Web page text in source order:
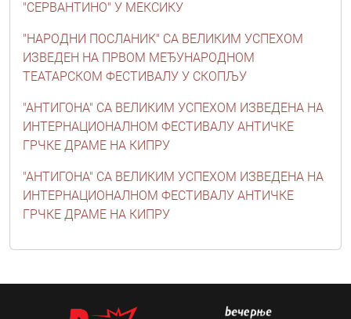
"СЕРВАНТИНО" У МЕКСИКУ
"НАРОДНИ ПОСЛАНИК" СА ВЕЛИКИМ УСПЕХОМ
ИЗВЕДЕН НА ПРВОМ МЕЂУНАРОДНОМ
ТЕАТАРСКОМ ФЕСТИВАЛУ У СКОПЉУ
"АНТИГОНА" СА ВЕЛИКИМ УСПЕХОМ ИЗВЕДЕНА НА
ИНТЕРНАЦИОНАЛНОМ ФЕСТИВАЛУ АНТИЧКЕ
ГРЧКЕ ДРАМЕ НА КИПРУ
"АНТИГОНА" СА ВЕЛИКИМ УСПЕХОМ ИЗВЕДЕНА НА
ИНТЕРНАЦИОНАЛНОМ ФЕСТИВАЛУ АНТИЧКЕ
ГРЧКЕ ДРАМЕ НА КИПРУ